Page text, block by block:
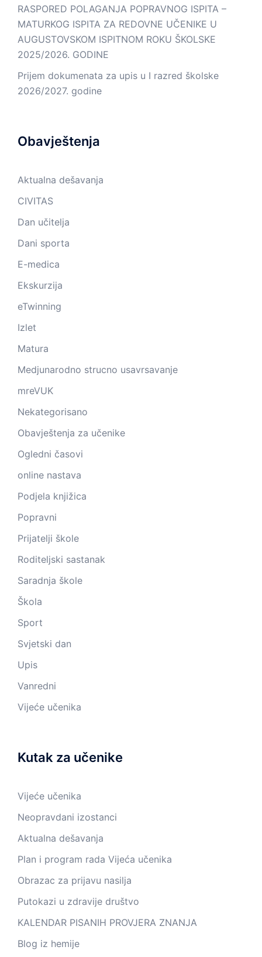
RASPORED POLAGANJA POPRAVNOG ISPITA –
MATURKOG ISPITA ZA REDOVNE UČENIKE U
AUGUSTOVSKOM ISPITNOM ROKU ŠKOLSKE
2025/2026. GODINE
Prijem dokumenata za upis u I razred školske
2026/2027. godine
Obavještenja
Aktualna dešavanja
CIVITAS
Dan učitelja
Dani sporta
E-medica
Ekskurzija
eTwinning
Izlet
Matura
Medjunarodno strucno usavrsavanje
mreVUK
Nekategorisano
Obavještenja za učenike
Ogledni časovi
online nastava
Podjela knjižica
Popravni
Prijatelji škole
Roditeljski sastanak
Saradnja škole
Škola
Sport
Svjetski dan
Upis
Vanredni
Vijeće učenika
Kutak za učenike
Vijeće učenika
Neopravdani izostanci
Aktualna dešavanja
Plan i program rada Vijeća učenika
Obrazac za prijavu nasilja
Putokazi u zdravije društvo
KALENDAR PISANIH PROVJERA ZNANJA
Blog iz hemije